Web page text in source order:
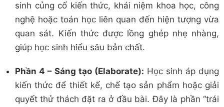
sinh củng cố kiến thức, khái niệm khoa học, công
nghệ hoặc toán học liên quan đến hiện tượng vừa
quan sát. Kiến thức được lồng ghép nhẹ nhàng,
giúp học sinh hiểu sâu bản chất.
Phần 4 – Sáng tạo (Elaborate): Học sinh áp dụng
kiến thức để thiết kế, chế tạo sản phẩm hoặc giải
quyết thử thách đặt ra ở đầu bài. Đây là phần “trái